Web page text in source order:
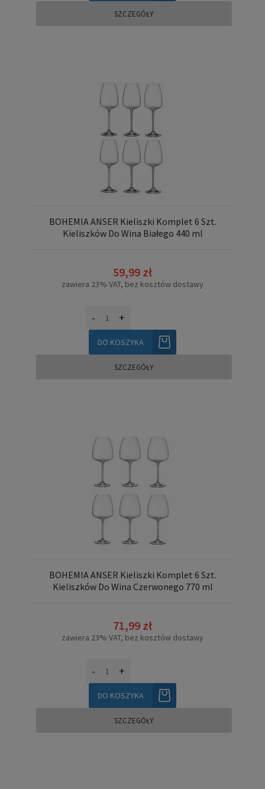
SZCZEGÓŁY
BOHEMIA ANSER Kieliszki Komplet 6 Szt.
Kieliszków Do Wina Białego 440 ml
59,99 zł
zawiera 23% VAT, bez kosztów dostawy
- +
DO KOSZYKA
SZCZEGÓŁY
BOHEMIA ANSER Kieliszki Komplet 6 Szt.
Kieliszków Do Wina Czerwonego 770 ml
71,99 zł
zawiera 23% VAT, bez kosztów dostawy
- +
DO KOSZYKA
SZCZEGÓŁY